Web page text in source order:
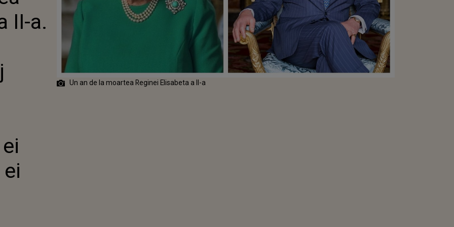
CU
VIAȚA EI
EI DEVOTAT"
II-a.
Un an de la moartea Reginei Elisabeta a II-a